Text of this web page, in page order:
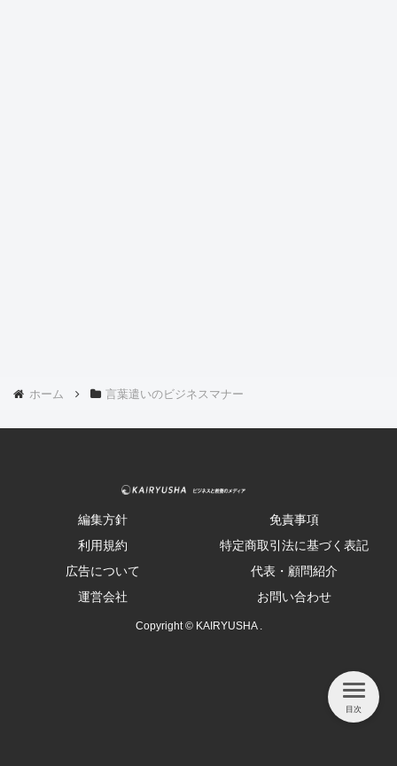
ホーム 言葉遣いのビジネスマナー
編集方針
免責事項
利用規約
特定商取引法に基づく表記
広告について
代表・顧問紹介
運営会社
お問い合わせ
Copyright © KAIRYUSHA .
目次